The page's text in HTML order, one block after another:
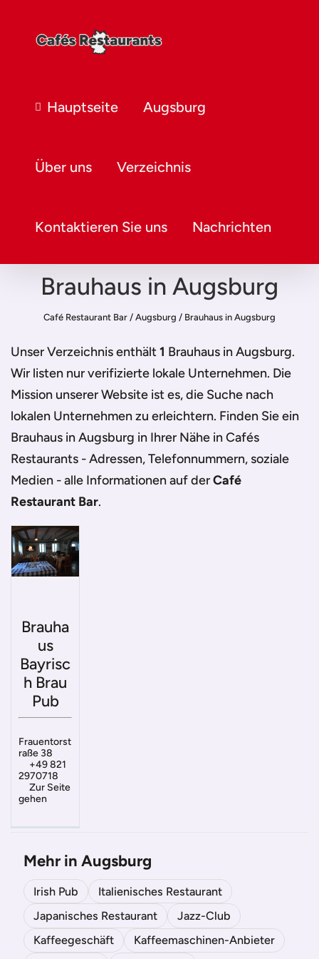
Hauptseite Augsburg
Über uns Verzeichnis
Kontaktieren Sie uns Nachrichten
Brauhaus in Augsburg
Café Restaurant Bar / Augsburg / Brauhaus in Augsburg
Unser Verzeichnis enthält1 Brauhaus in Augsburg.
Wir listen nur verifizierte lokale Unternehmen. Die
Mission unserer Website ist es, die Suche nach
lokalen Unternehmen zu erleichtern. Finden Sie ein
Brauhaus in Augsburg in Ihrer Nähe in Cafés
Restaurants - Adressen, Telefonnummern, soziale
Medien - alle Informationen auf derCafé
Restaurant Bar.
Brauha
us
Bayrisc
h Brau
Pub
Frauentorst
raße 38
+49 821
2970718
Zur Seite
gehen
Mehr in Augsburg
Irish Pub
Italienisches Restaurant
Japanisches Restaurant
Jazz-Club
Kaffeegeschäft
Kaffeemaschinen-Anbieter